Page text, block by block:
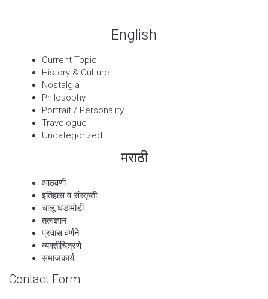
English
Current Topic
History & Culture
Nostalgia
Philosophy
Portrait / Personality
Travelogue
Uncategorized
मराठी
आठवणी
इतिहास व संस्कृती
चालू घडामोडी
तत्वज्ञान
प्रवास वर्णने
व्यक्तीचित्रणे
समाजकार्य
Contact Form